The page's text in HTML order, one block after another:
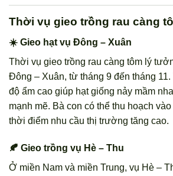
Thời vụ gieo trồng rau càng
☀️ Gieo hạt vụ Đông – Xuân
Thời vụ gieo trồng rau càng tôm lý
Đông – Xuân, từ tháng 9 đến tháng
độ ẩm cao giúp hạt giống nảy mầm
mạnh mẽ. Bà con có thể thu hoạch
thời điểm nhu cầu thị trường tăng cao.
🍂 Gieo trồng vụ Hè – Thu
Ở miền Nam và miền Trung, vụ Hè –